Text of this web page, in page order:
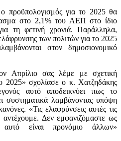
προϋπολογισμός για το 2025 θα
στο 2,1% του ΑΕΠ στο ίδιο
τη φετινή χρονιά. Παράλληλα,
των πολιτών για το 2025
στον δημοσιονομικό
Απρίλιο σας λέμε με σχετική
2025» σχολίασε ο κ. Χατζηδάκης
αυτό αποδεικνύει πως το
συστηματικά λαμβάνοντας υπόψη
«Τις ελαφρύνσεις αυτές τις
αντέχουμε. Δεν εμφανιζόμαστε ως
είναι προνόμιο άλλων»